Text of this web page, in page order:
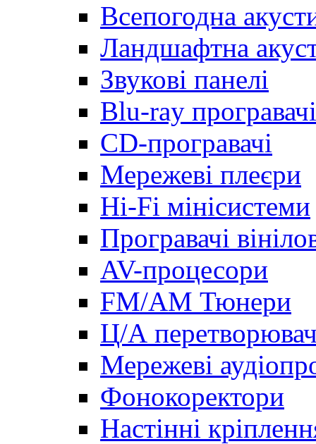
Всепогодна
Ландшафтна
Звукові панелі
Blu-ray програвачі
CD-програвачі
Мережеві плеєри
Hi-Fi мінісистеми
Програвачі
AV-процесори
FM/AM Тюнери
Ц/А
Мережеві
Фонокоректори
Настінні